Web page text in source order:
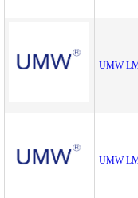
UMW
UMW